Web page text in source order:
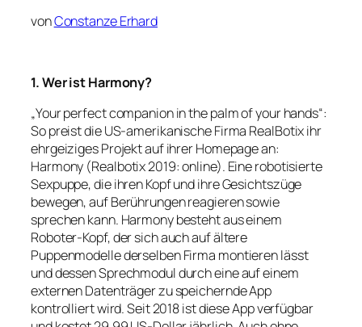
vonConstanze Erhard
1. Wer ist Harmony?
„Your perfect companion in the palm of your hands“:
So preist die US-amerikanische Firma RealBotix ihr
ehrgeiziges Projekt auf ihrer Homepage an:
Harmony (Realbotix 2019: online). Eine robotisierte
Sexpuppe, die ihren Kopf und ihre Gesichtszüge
bewegen, auf Berührungen reagieren sowie
sprechen kann. Harmony besteht aus einem
Roboter-Kopf, der sich auch auf ältere
Puppenmodelle derselben Firma montieren lässt
und dessen Sprechmodul durch eine auf einem
externen Datenträger zu speichernde App
kontrolliert wird. Seit 2018 ist diese App verfügbar